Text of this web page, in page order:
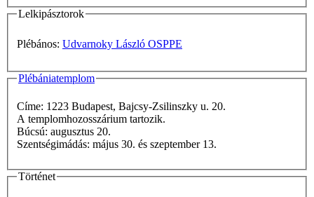
Lelkipásztorok
Plébános: Udvarnoky László OSPPE
Plébániatemplom
Címe: 1223 Budapest, Bajcsy-Zsilinszky u. 20.
A templomhozosszárium tartozik.
Búcsú: augusztus 20.
Szentségimádás: május 30. és szeptember 13.
Történet